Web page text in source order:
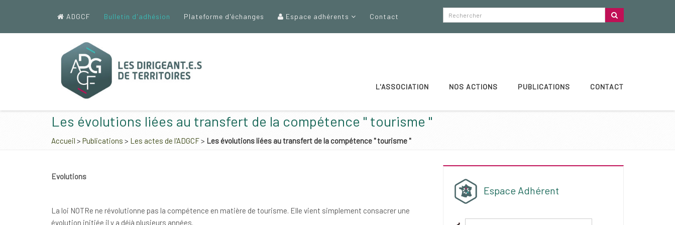
ADGCF Bulletin d'adhésion Plateforme d'échanges Espace adhérents Contact
L'ASSOCIATION NOS ACTIONS PUBLICATIONS CONTACT
Les évolutions liées au transfert de la compétence " tourisme "
Accueil > Publications > Les actes de l'ADGCF> Les évolutions liées au transfert de la compétence " tourisme "
Evolutions
La loi NOTRe ne révolutionne pas la compétence en matière de tourisme. Elle vient simplement consacrer une
évolution initiée il y a déjà plusieurs années.
Espace Adhérent